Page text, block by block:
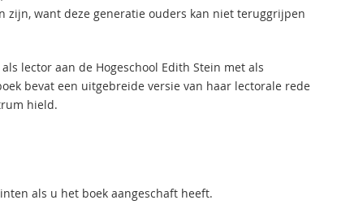
want deze generatie ouders kan niet teruggrijpen
lector aan de Hogeschool Edith Stein met als
bevat een uitgebreide versie van haar lectorale rede
hield.
als u het boek aangeschaft heeft.